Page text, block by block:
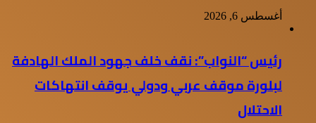
أغسطس 6, 2026
رئيس “النواب”: نقف خلف جهود الملك الهادفة
لبلورة موقف عربي ودولي يوقف انتهاكات
الاحتلال